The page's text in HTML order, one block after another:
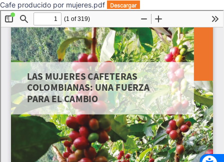
Cafe producido por mujeres.pdf Descargar